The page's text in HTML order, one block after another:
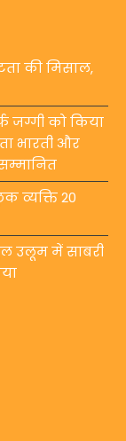
की मिसाल,
जग्गी को किया
भारती और
व्यक्ति 20
उलूम में साबरी